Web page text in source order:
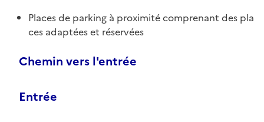
Places de parking à proximité comprenant des pla
ces adaptées et réservées
Chemin vers l'entrée
Entrée